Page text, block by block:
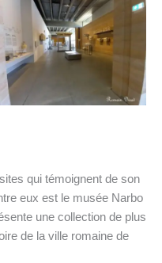
qui témoignent de son
eux est le musée Narbo
une collection de plus
de la ville romaine de